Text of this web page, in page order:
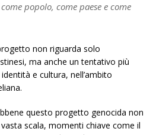
popolo, come paese e come
non riguarda solo
ma anche un tentativo più
e cultura, nell’ambito
questo progetto genocida non
scala, momenti chiave come il